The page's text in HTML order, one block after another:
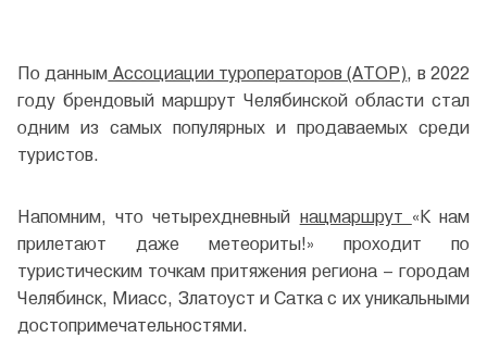
По данным Ассоциации туроператоров (АТОР), в 2022
году брендовый маршрут Челябинской области стал
одним из самых популярных и продаваемых среди
туристов.
Напомним, что четырехдневный нацмаршрут «К нам
прилетают даже метеориты!» проходит по
туристическим точкам притяжения региона – городам
Челябинск, Миасс, Златоуст и Сатка с их уникальными
достопримечательностями.